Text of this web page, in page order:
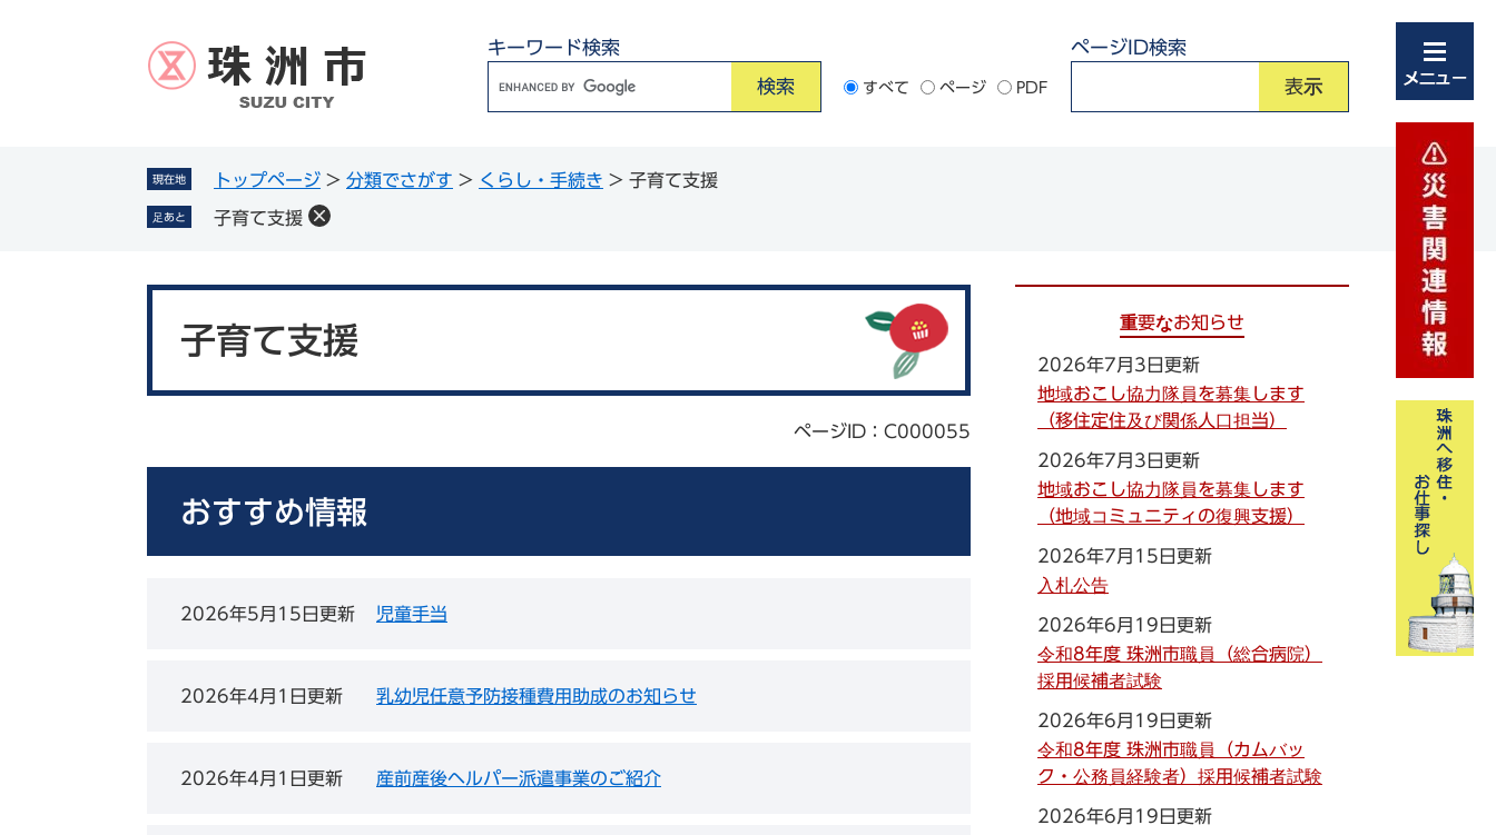
キーワード検索
l
タ
すべて ページ PDF
ページID検索
現在地 トップページ > 分類でさがす > くらし・手続き > 子育て支援
足あと 子育て支援
子育て支援
ページID：C000055
おすすめ情報
2026年5月15日更新 児童手当
2026年4月1日更新 乳幼児任意予防接種費用助成のお知らせ
2026年4月1日更新 産前産後ヘルパー派遣事業のご紹介
重要なお知らせ
2026年7月3日更新
地域おこし協力隊員を募集します
（移住定住及び関係人口担当）
2026年7月3日更新
地域おこし協力隊員を募集します
（地域コミュニティの復興支援）
2026年7月15日更新
入札公告
2026年6月19日更新
令和8年度 珠洲市職員（総合病院）
採用候補者試験
2026年6月19日更新
令和8年度 珠洲市職員（カムバッ
ク・公務員経験者）採用候補者試験
2026年6月19日更新